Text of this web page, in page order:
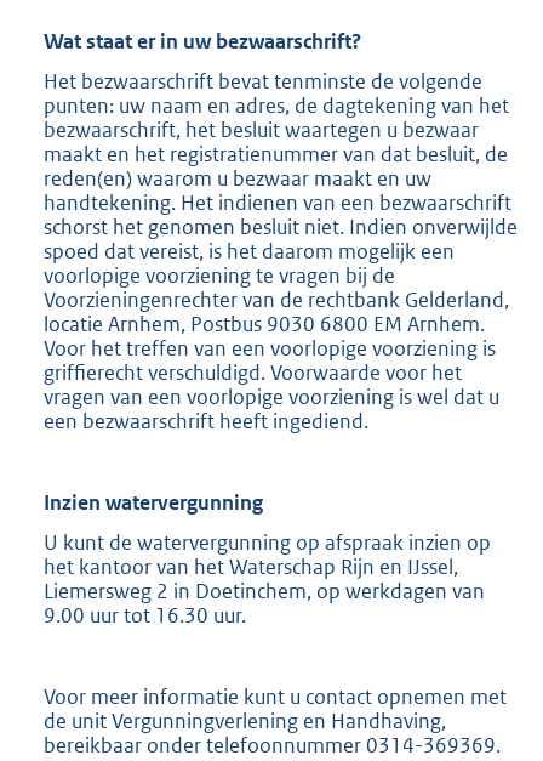
Wat staat er in uw bezwaarschrift?
Het bezwaarschrift bevat tenminste de volgende
punten: uw naam en adres, de dagtekening van het
bezwaarschrift, het besluit waartegen u bezwaar
maakt en het registratienummer van dat besluit, de
reden(en) waarom u bezwaar maakt en uw
handtekening. Het indienen van een bezwaarschrift
schorst het genomen besluit niet. Indien onverwijlde
spoed dat vereist, is het daarom mogelijk een
voorlopige voorziening te vragen bij de
Voorzieningenrechter van de rechtbank Gelderland,
locatie Arnhem, Postbus 9030 6800 EM Arnhem.
Voor het treffen van een voorlopige voorziening is
griffierecht verschuldigd. Voorwaarde voor het
vragen van een voorlopige voorziening is wel dat u
een bezwaarschrift heeft ingediend.
Inzien watervergunning
U kunt de watervergunning op afspraak inzien op
het kantoor van het Waterschap Rijn en IJssel,
Liemersweg 2 in Doetinchem, op werkdagen van
9.00 uur tot 16.30 uur.
Voor meer informatie kunt u contact opnemen met
de unit Vergunningverlening en Handhaving,
bereikbaar onder telefoonnummer 0314-369369.